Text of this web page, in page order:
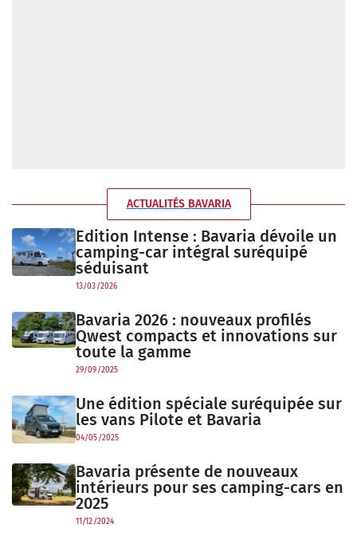
ACTUALITÉS BAVARIA
Edition Intense : Bavaria dévoile un
camping-car intégral suréquipé
séduisant
13/03/2026
Bavaria 2026 : nouveaux profilés
Qwest compacts et innovations sur
toute la gamme
29/09/2025
Une édition spéciale suréquipée sur
les vans Pilote et Bavaria
04/05/2025
Bavaria présente de nouveaux
intérieurs pour ses camping-cars en
2025
11/12/2024